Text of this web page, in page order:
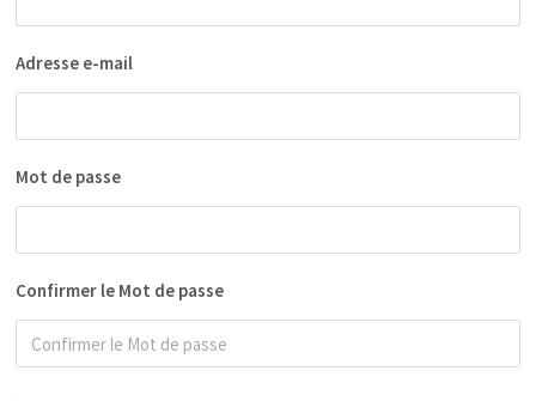
Adresse e-mail
Mot de passe
Confirmer le Mot de passe